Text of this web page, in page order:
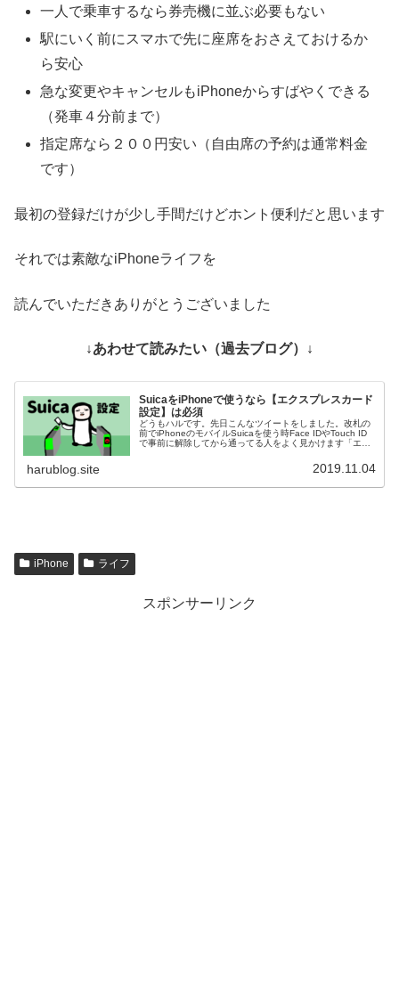
一人で乗車するなら券売機に並ぶ必要もない
駅にいく前にスマホで先に座席をおさえておけるか
ら安心
急な変更やキャンセルもiPhoneからすばやくできる
（発車４分前まで）
指定席なら２００円安い（自由席の予約は通常料金
です）
最初の登録だけが少し手間だけどホント便利だと思います
それでは素敵なiPhoneライフを
読んでいただきありがとうございました
↓あわせて読みたい（過去ブログ）↓
SuicaをiPhoneで使うなら【エクスプレスカード
設定】は必須
どうもハルです。先日こんなツイートをしました。改札の
前でiPhoneのモバイルSuicaを使う時Face IDやTouch ID
で事前に解除してから通ってる人をよく見かけます「エク
harublog.site 2019.11.04
iPhone ライフ
スポンサーリンク